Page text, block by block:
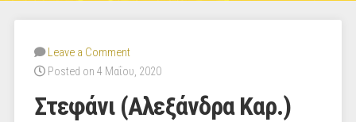
Leave a Comment
Posted on 4 Μαΐου, 2020
Στεφάνι (Αλεξάνδρα Καρ.)